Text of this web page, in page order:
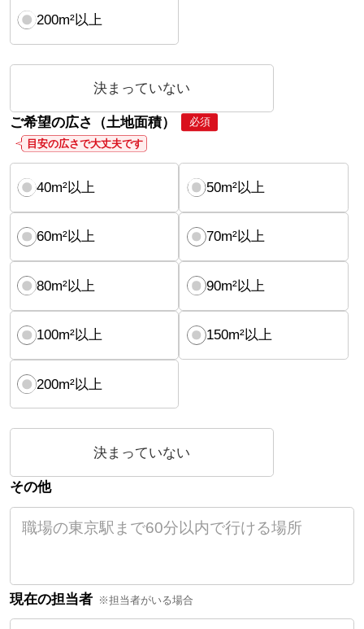
200m²以上
決まっていない
ご希望の広さ（土地面積）
必須
目安の広さで大丈夫です
40m²以上 50m²以上
60m²以上 70m²以上
80m²以上 90m²以上
100m²以上 150m²以上
200m²以上
決まっていない
その他
現在の担当者 ※担当者がいる場合